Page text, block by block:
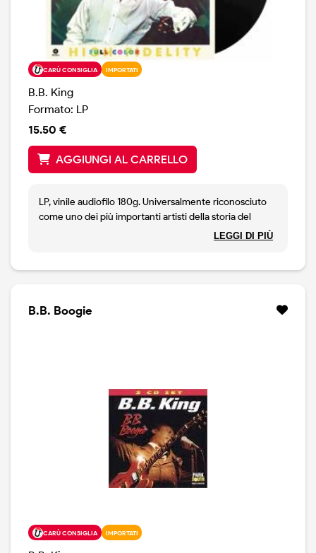
CARÙ CONSIGLIA IMPORTATI
B.B. King
Formato: LP
15.50 €
AGGIUNGI AL CARRELLO
LP, vinile audiofilo 180g. Universalmente riconosciuto
come uno dei più importanti artisti della storia del
blues, BB King è una vera leggenda vivente. Il suo stile
1960. In questa nuova edizione sono state aggiunte 2
bonus track: “I'll Survive” (registrata nel corso della
LEGGI DI PIÙ
B.B. Boogie
CARÙ CONSIGLIA IMPORTATI